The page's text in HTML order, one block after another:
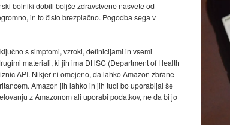
bolniki dobili boljše zdravstvene nasvete od
in to čisto brezplačno. Pogodba sega v
s simptomi, vzroki, definicijami in vsemi
materiali, ki jih ima DHSC (Department of Health
API. Nikjer ni omejeno, da lahko Amazon zbrane
Amazon jih lahko in jih tudi bo uporabljal še
z Amazonom ali uporabi podatkov, ne da bi jo